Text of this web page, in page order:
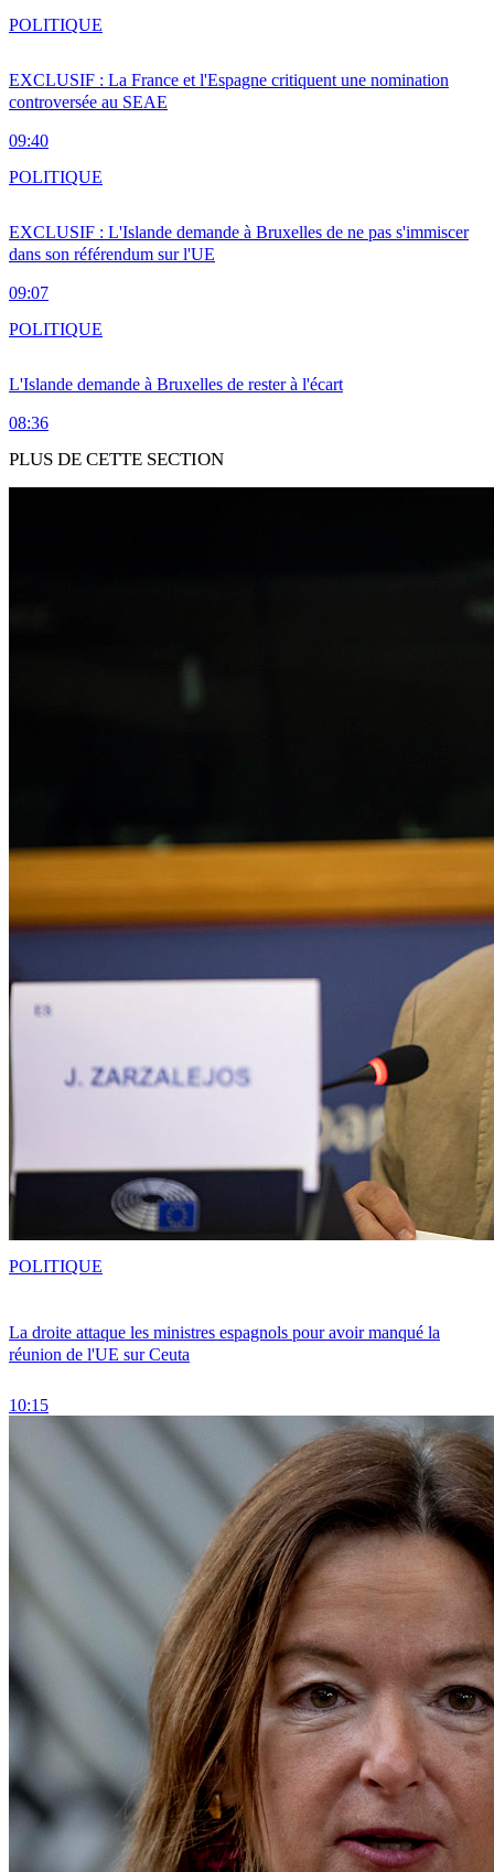
EXCLUSIF : La France et l'Espagne critiquent une nomination
controversée au SEAE
09:40
POLITIQUE
EXCLUSIF : L'Islande demande à Bruxelles de ne pas s'immiscer
dans son référendum sur l'UE
09:07
POLITIQUE
L'Islande demande à Bruxelles de rester à l'écart
08:36
POLITIQUE
PLUS DE CETTE SECTION
La droite attaque les ministres espagnols pour avoir manqué la
réunion de l'UE sur Ceuta
10:15
POLITIQUE